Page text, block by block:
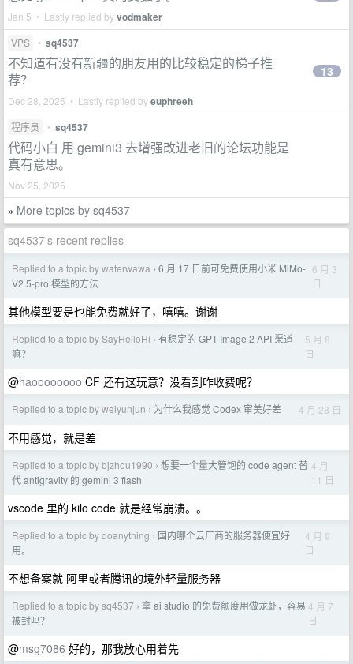
Jan 5 • Lastly replied byvodmaker
VPS • sq4537
不知道有没有新疆的朋友用的比较稳定的梯子推
荐？
Dec 28, 2025 • Lastly replied byeuphreeh
13
程序员 • sq4537
代码小白 用 gemini3 去增强改进老旧的论坛功能是
真有意思。
Nov 25, 2025
» More topics by sq4537
sq4537's recent replies
Replied to a topic by waterwawa › 6 月 17 日前可免费使用小米 MiMo-
V2.5-pro 模型的方法
6 月 3
日
其他模型要是也能免费就好了，嘻嘻。谢谢
Replied to a topic by SayHelloHi › 有稳定的 GPT Image 2 API 渠道
嘛？
5 月 8
日
@haoooooooo CF 还有这玩意？没看到咋收费呢？
Replied to a topic by weiyunjun › 为什么我感觉 Codex 审美好差 4 月 28 日
不用感觉，就是差
Replied to a topic by bjzhou1990 › 想要一个量大管饱的 code agent 替
代 antigravity 的 gemini 3 flash
4 月
11 日
vscode 里的 kilo code 就是经常崩溃。。
Replied to a topic by doanything › 国内哪个云厂商的服务器便宜好
用。
4 月 9
日
不想备案就 阿里或者腾讯的境外轻量服务器
Replied to a topic by sq4537 › 拿 ai studio 的免费额度用做龙虾，容易
被封吗？
4 月 7
日
@msg7086 好的，那我放心用着先